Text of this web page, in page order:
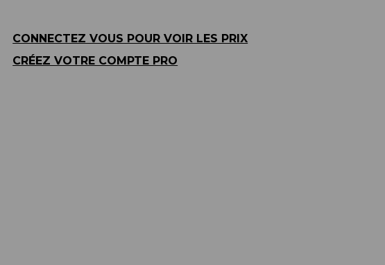
CONNECTEZ VOUS POUR VOIR LES PRIX
CRÉEZ VOTRE COMPTE PRO